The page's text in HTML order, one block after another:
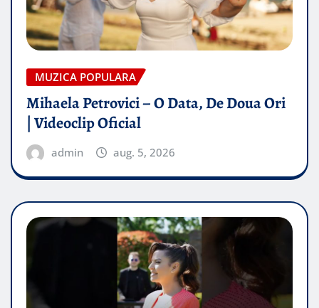
MUZICA POPULARA
Mihaela Petrovici – O Data, De Doua Ori
| Videoclip Oficial
admin aug. 5, 2026